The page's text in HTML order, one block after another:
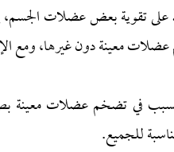
على تقوية بعض عضلات
معينة دون غيرها، ومع
في تضخم عضلات معينة
للجميع.